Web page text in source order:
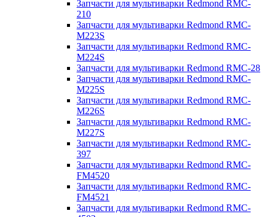
Запчасти для мультиварки Redmond RMC-
210
Запчасти для мультиварки Redmond RMC-
M223S
Запчасти для мультиварки Redmond RMC-
M224S
Запчасти для мультиварки Redmond RMC-28
Запчасти для мультиварки Redmond RMC-
M225S
Запчасти для мультиварки Redmond RMC-
M226S
Запчасти для мультиварки Redmond RMC-
M227S
Запчасти для мультиварки Redmond RMC-
397
Запчасти для мультиварки Redmond RMC-
FM4520
Запчасти для мультиварки Redmond RMC-
FM4521
Запчасти для мультиварки Redmond RMC-